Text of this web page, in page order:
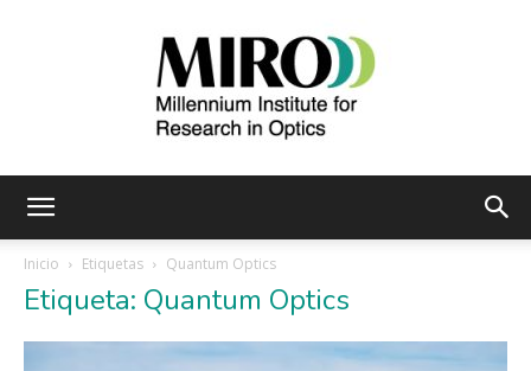
Inicio Etiquetas Quantum Optics
Etiqueta: Quantum Optics